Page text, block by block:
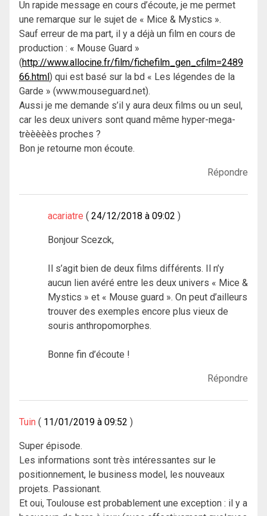
Un rapide message en cours d’écoute, je me permet
une remarque sur le sujet de « Mice & Mystics ».
Sauf erreur de ma part, il y a déjà un film en cours de
production : « Mouse Guard »
(http://www.allocine.fr/film/fichefilm_gen_cfilm=2489
66.html ) qui est basé sur la bd « Les légendes de la
Garde » (www.mouseguard.net).
Aussi je me demande s’il y aura deux films ou un seul,
car les deux univers sont quand même hyper-mega-
trèèèèès proches ?
Bon je retourne mon écoute.
Répondre
acariatre 24/12/2018 à 09:02
Bonjour Scezck,
Il s’agit bien de deux films différents. Il n’y
aucun lien avéré entre les deux univers « Mice &
Mystics » et « Mouse guard ». On peut d’ailleurs
trouver des exemples encore plus vieux de
souris anthropomorphes.
Bonne fin d’écoute !
Répondre
Tuin 11/01/2019 à 09:52
Super épisode.
Les informations sont très intéressantes sur le
positionnement, le business model, les nouveaux
projets. Passionant.
Et oui, Toulouse est probablement une exception : il y a